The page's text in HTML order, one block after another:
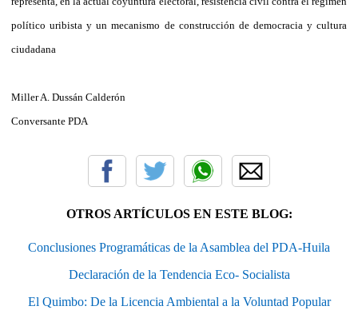
político uribista y un mecanismo de construcción de democracia y cultura
ciudadana
Miller A. Dussán Calderón
Conversante PDA
OTROS ARTÍCULOS EN ESTE BLOG:
Conclusiones Programáticas de la Asamblea del PDA-Huila
Declaración de la Tendencia Eco- Socialista
El Quimbo: De la Licencia Ambiental a la Voluntad Popular